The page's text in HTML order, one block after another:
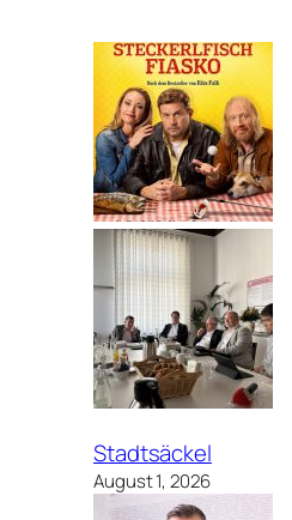
Stadtsäckel
August 1, 2026